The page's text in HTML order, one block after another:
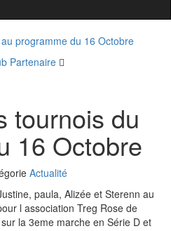
programme du 16 Octobre
Partenaire
tournois du
16 Octobre
Actualité
paula, Alizée et Sterenn au
l association Treg Rose de
la 3eme marche en Série D et